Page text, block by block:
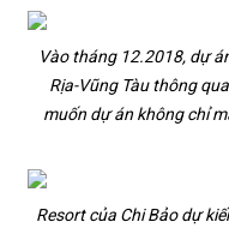
Vào tháng 12.2018, dự
Rịa-Vũng Tàu thông
muốn dự án không chỉ
Resort của Chi Bảo dự